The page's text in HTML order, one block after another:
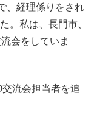
、経理係りをされ
。私は、長門市、
会をしていま
流会担当者を追